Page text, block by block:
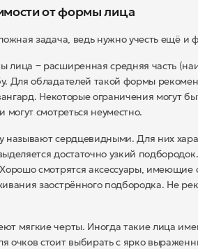
от формы лица
задача, ведь нужно учесть ещё и
лица ‒ расширенная средняя часть
Для обладателей такой формы
Некоторые ограничения могут
смотреться неуместно.
называют сердцевидными. Для них
достаточно узкий
смотрятся аксессуары,
заострённого подбородка. Не
мягкие черты. Иногда такие лица
очков стоит выбирать с ярко